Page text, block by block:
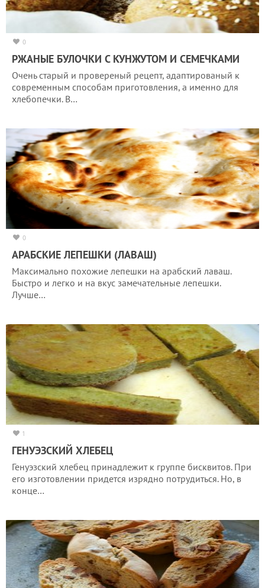
0
РЖАНЫЕ БУЛОЧКИ С КУНЖУТОМ И СЕМЕЧКАМИ
Очень старый и провереный рецепт, адаптированый к
современным способам приготовления, а именно для
хлебопечки. В…
0
АРАБСКИЕ ЛЕПЕШКИ (ЛАВАШ)
Максимально похожие лепешки на арабский лаваш.
Быстро и легко и на вкус замечательные лепешки.
Лучше…
1
ГЕНУЭЗСКИЙ ХЛЕБЕЦ
Генуэзский хлебец принадлежит к группе бисквитов. При
его изготовлении придется изрядно потрудиться. Но, в
конце…